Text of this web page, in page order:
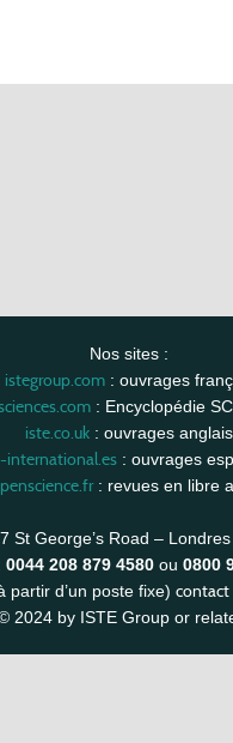
Nos sites :
istegroup.com: ouvrages
: Encyclopédie
iste.co.uk : ouvrages anglais
international.es: ouvrages
: revues en libre
St George’s Road –
0044 208 879 4580 ou 0800
partir d’un poste fixe) contact
2024 by ISTE Group or